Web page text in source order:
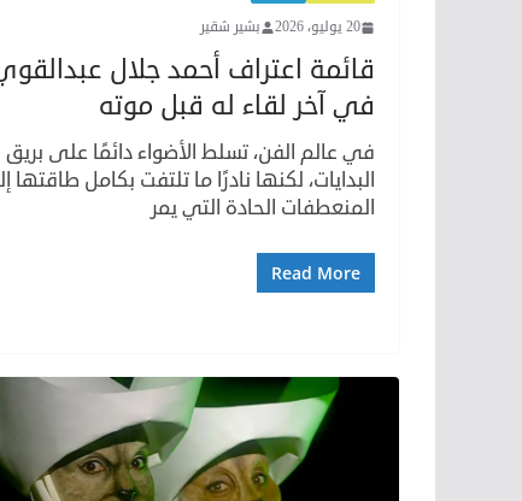
20 يوليو، 2026 بشير شقير
قائمة اعتراف أحمد جلال
في آخر لقاء له قبل موته
في عالم الفن، تسلط الأضواء دائمًا على بريق
البدايات، لكنها نادرًا ما تلتفت بكامل طاقتها
المنعطفات الحادة التي يمر
Read More